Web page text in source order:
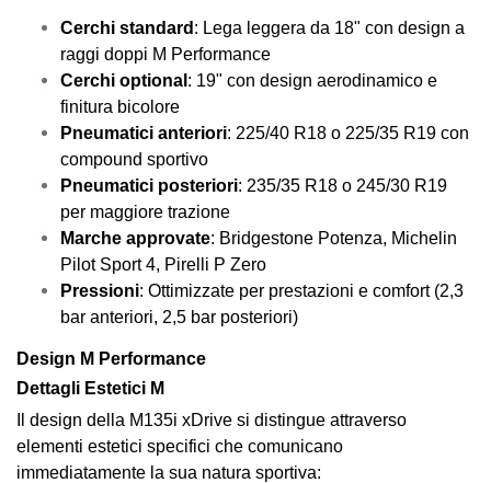
Cerchi standard : Lega leggera da 18" con design a
raggi doppi M Performance
Cerchi optional : 19" con design aerodinamico e
finitura bicolore
Pneumatici anteriori: 225/40 R18 o 225/35 R19 con
compound sportivo
Pneumatici posteriori: 235/35 R18 o 245/30 R19
per maggiore trazione
Marche approvate: Bridgestone Potenza, Michelin
Pilot Sport 4, Pirelli P Zero
Pressioni: Ottimizzate per prestazioni e comfort (2,3
bar anteriori, 2,5 bar posteriori)
Design M Performance
Dettagli Estetici M
Il design della M135i xDrive si distingue attraverso
elementi estetici specifici che comunicano
immediatamente la sua natura sportiva: